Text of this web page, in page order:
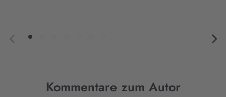
Kommentare zum Autor